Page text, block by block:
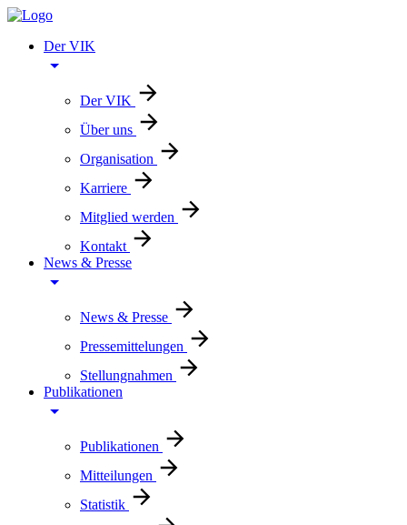
Der VIK
Der VIK
Über uns
Organisation
Karriere
Mitglied werden
Kontakt
News & Presse
News & Presse
Pressemittelungen
Stellungnahmen
Publikationen
Publikationen
Mitteilungen
Statistik